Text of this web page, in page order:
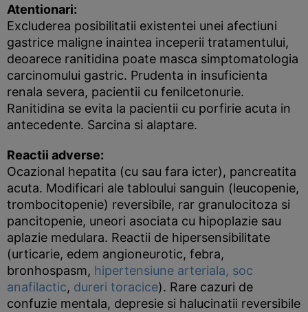
Atentionari:
Excluderea posibilitatii existentei unei afectiuni
gastrice maligne inaintea inceperii tratamentului,
deoarece ranitidina poate masca simptomatologia
carcinomului gastric. Prudenta in insuficienta
renala severa, pacientii cu fenilcetonurie.
Ranitidina se evita la pacientii cu porfirie acuta in
antecedente. Sarcina si alaptare.
Reactii adverse:
Ocazional hepatita (cu sau fara icter), pancreatita
acuta. Modificari ale tabloului sanguin (leucopenie,
trombocitopenie) reversibile, rar granulocitoza si
pancitopenie, uneori asociata cu hipoplazie sau
aplazie medulara. Reactii de hipersensibilitate
(urticarie, edem angioneurotic, febra,
bronhospasm, hipertensiune arteriala, soc
anafilactic, dureri toracice). Rare cazuri de
confuzie mentala, depresie si halucinatii reversibile